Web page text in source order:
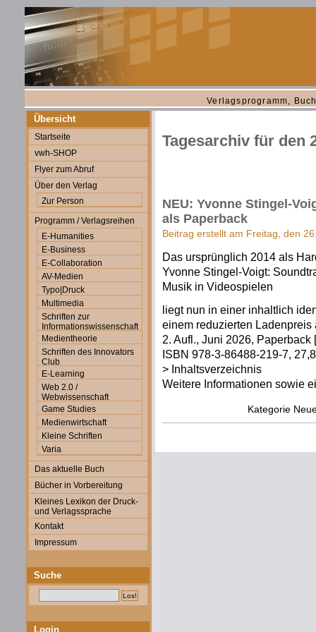
Verlagsprogramm,
Übersicht
Startseite
vwh-SHOP
Flyer zum Abruf
Über den Verlag
Zur Person
Programm / Verlagsreihen
E-Humanities
E-Business
E-Collaboration
AV-Medien
Typo|Druck
Multimedia
Schriften zur
Informationswissenschaft
Medientheorie
Schriften des Innovators
Club
E-Learning
Web 2.0 /
Webwissenschaft
Game Studies
Medienwirtschaft
Kleine Schriften
Varia
Das aktuelle Buch
Bücher in Vorbereitung
Kleines Lexikon der Druck-
und Verlagssprache
Kontakt
Impressum
Suche
Login
Tagesarchiv für den
NEU: Yvonne Stingel-
als Paperback
Beitrag erstellt am Freitag, den
Das ursprünglich 2014 als
Yvonne Stingel-Voigt:
Musik in Videospielen
liegt nun in einer inhaltlich
einem reduzierten Ladenpreis
2. Aufl., Juni 2026,
ISBN 978-3-86488-219-7,
> Inhaltsverzeichnis
Weitere Informationen sowie
Kategorie